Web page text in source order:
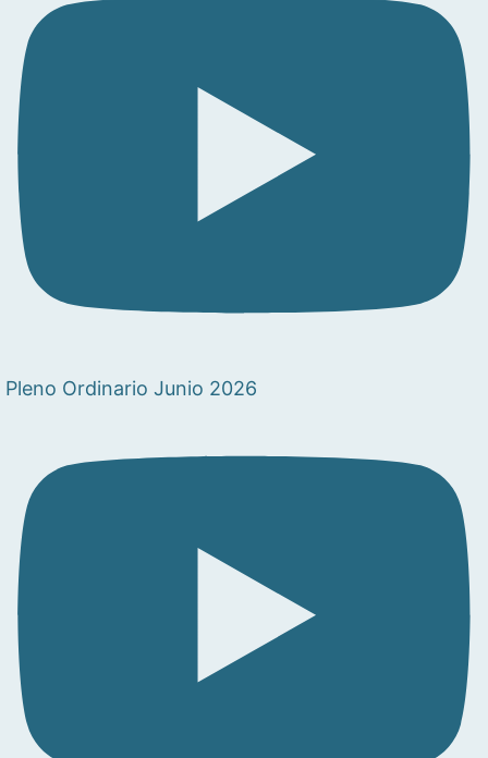
Pleno Ordinario Junio 2026